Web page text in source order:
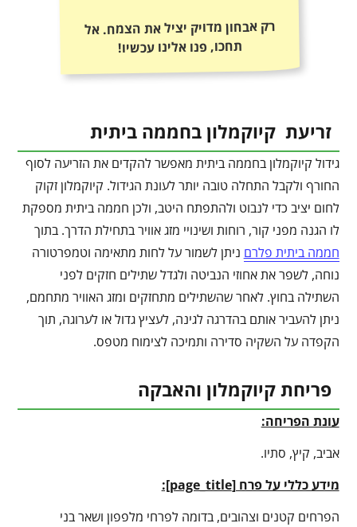
רק אבחון מדויק יציל את הצמח. אל
תחכו, פנו אלינו עכשיו!
זריעת קיוקמלון בחממה ביתית
גידול קיוקמלון בחממה ביתית מאפשר להקדים את הזריעה לסוף
החורף ולקבל התחלה טובה יותר לעונת הגידול. קיוקמלון זקוק
לחום יציב כדי לנבוט ולהתפתח היטב, ולכן חממה ביתית מספקת
לו הגנה מפני קור, רוחות ושינויי מזג אוויר בתחילת הדרך. בתוך
חממה ביתית פלרם ניתן לשמור על לחות מתאימה וטמפרטורה
נוחה, לשפר את אחוזי הנביטה ולגדל שתילים חזקים לפני
השתילה בחוץ. לאחר שהשתילים מתחזקים ומזג האוויר מתחמם,
ניתן להעביר אותם בהדרגה לגינה, לעציץ גדול או לערוגה, תוך
הקפדה על השקיה סדירה ותמיכה לצימוח מטפס.
פריחת קיוקמלון והאבקה
עונת הפריחה:
אביב, קיץ, סתיו.
מידע כללי על פרח [page_title
]:
הפרחים קטנים וצהובים, בדומה לפרחי מלפפון ושאר בני